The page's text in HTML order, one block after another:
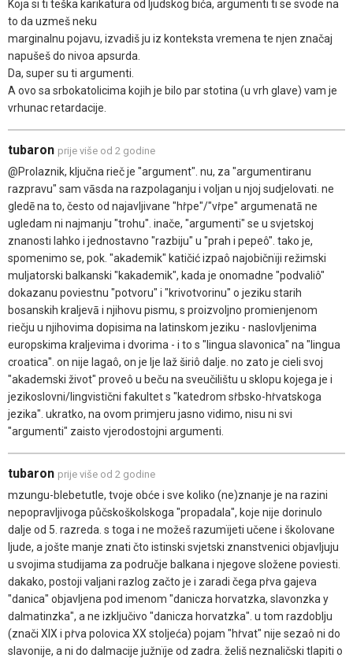
Koja si ti teška karikatura od ljudskog bića, argumenti ti se svode na
to da uzmeš neku
marginalnu pojavu, izvadiš ju iz konteksta vremena te njen značaj
napušeš do nivoa apsurda.
Da, super su ti argumenti.
A ovo sa srbokatolicima kojih je bilo par stotina (u vrh glave) vam je
vrhunac retardacije.
tubaron prije više od 2 godine
@Prolaznik, ključna rieč je "argument". nu, za "argumentiranu
razpravu" sam vāsda na razpolaganju i voljan u njoj sudjelovati. ne
gledē na to, često od najavljivane "hṙpe"/"vṙpe" argumenatā ne
ugledam ni najmanju "trohu". inače, "argumenti" se u svjetskoj
znanosti lahko i jednostavno "razbiju" u "prah i pepeô". tako je,
spomenimo se, pok. "akademik" katičić izpaô najobičnïji režimski
muljatorski balkanski "kakademik", kada je onomadne "podvaliô"
dokazanu poviestnu "potvoru" i "krivotvorinu" o jeziku starih
bosanskih kraljevā i njihovu pismu, s proizvoljno promienjenom
riečju u njihovima dopisima na latinskom jeziku - naslovljenima
europskima kraljevima i dvorima - i to s "lingua slavonica" na "lingua
croatica". on nije lagaô, on je lje laž širiô dalje. no zato je cieli svoj
"akademski život" proveô u beču na sveučilištu u sklopu kojega je i
jezikoslovni/lingvistični fakultet s "katedrom sṙbsko-hṙvatskoga
jezika". ukratko, na ovom primjeru jasno vidimo, nisu ni svi
"argumenti" zaisto vjerodostojni argumenti.
tubaron prije više od 2 godine
mzungu-blebetutle, tvoje obće i sve koliko (ne)znanje je na razini
nepopravljivoga půčskoškolskoga "propadala", koje nije dorinulo
dalje od 5. razreda. s toga i ne možeš razumïjeti učene i školovane
ljude, a jošte manje znati čto istinski svjetski znanstvenici objavljuju
u svojima studijama za područje balkana i njegove složene poviesti.
dakako, postoji valjani razlog začto je i zaradi čega pṙva gajeva
"danica" objavljena pod imenom "danicza horvatzka, slavonzka y
dalmatinzka", a ne izključivo "danicza horvatzka". u tom razdoblju
(znači XIX i pṙva polovica XX stoljeća) pojam "hṙvat" nije sezaô ni do
slavonije, a ni do dalmacije južnïje od zadra. želiš neznaličski tlapiti o